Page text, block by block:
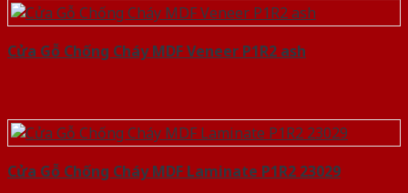
Cửa Gỗ Chống Cháy MDF Veneer P1R2 ash
Cửa Gỗ Chống Cháy MDF Laminate P1R2 23029